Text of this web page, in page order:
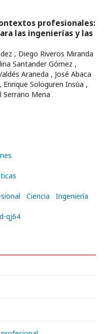
profesionales:
las ingenierías y las
, Diego Riveros Miranda
Santander Gómez ,
Araneda , José Abaca
Enrique Sologuren Insúa ,
Serrano Mena
Ciencia Ingeniería
qj64